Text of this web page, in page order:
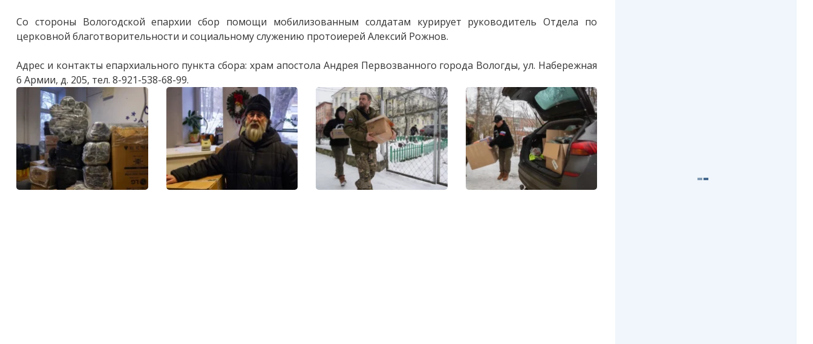
Со стороны Вологодской епархии сбор помощи мобилизованным солдатам курирует руководитель Отдела по
церковной благотворительности и социальному служению протоиерей Алексий Рожнов.
Адрес и контакты епархиального пункта сбора: храм апостола Андрея Первозванного города Вологды, ул. Набережная
6 Армии, д. 205, тел. 8-921-538-68-99.